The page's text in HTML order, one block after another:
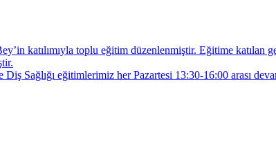
katılımıyla toplu eğitim düzenlenmiştir. Eğitime katılan
Sağlığı eğitimlerimiz her Pazartesi 13:30-16:00 arası